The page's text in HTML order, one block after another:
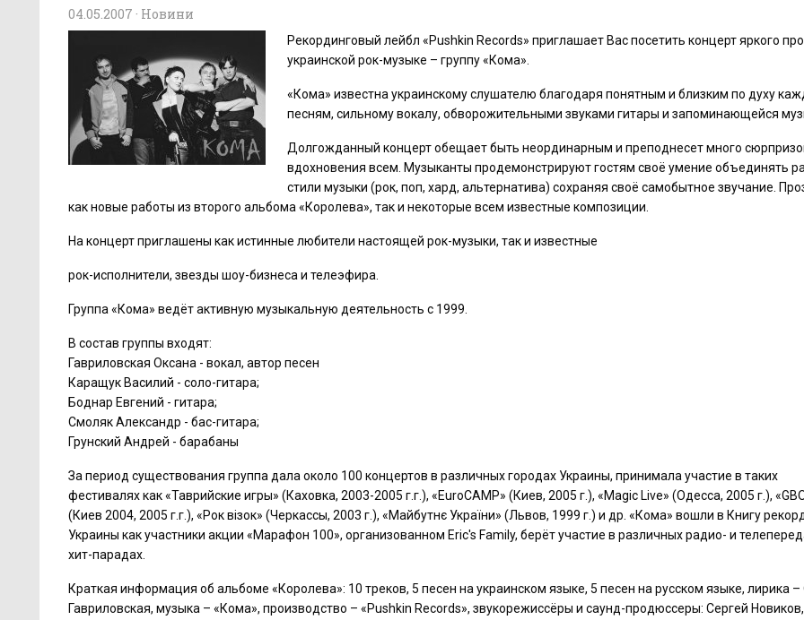
04.05.2007 · Новини
Рекординговый лейбл «Pushkin Records» приглашает Вас посетить концерт яркого
украинской рок-музыке – группу «Кома».
«Кома» известна украинскому слушателю благодаря понятным и близким по духу
песням, сильному вокалу, обворожительными звуками гитары и запоминающейся
Долгожданный концерт обещает быть неординарным и преподнесет много
вдохновения всем. Музыканты продемонстрируют гостям своё умение объединять
стили музыки (рок, поп, хард, альтернатива) сохраняя своё самобытное звучание.
как новые работы из второго альбома «Королева», так и некоторые всем известные композиции.
На концерт приглашены как истинные любители настоящей рок-музыки, так и известные
рок-исполнители, звезды шоу-бизнеса и телеэфира.
Группа «Кома» ведёт активную музыкальную деятельность с 1999.
В состав группы входят:
Гавриловская Оксана - вокал, автор песен
Каращук Василий - соло-гитара;
Боднар Евгений - гитара;
Cмоляк Александр - бас-гитара;
Грунский Андрей - барабаны
За период существования группа дала около 100 концертов в различных городах Украины, принимала участие в таких
фестивалях как «Таврийские игры» (Каховка, 2003-2005 г.г.), «EuroCAMP» (Киев, 2005 г.), «Magic Live» (Одесса, 2005 г.),
(Киев 2004, 2005 г.г.), «Рок візок» (Черкассы, 2003 г.), «Майбутнє України» (Львов, 1999 г.) и др. «Кома» вошли в Книгу
Украины как участники акции «Марафон 100», организованном Eric's Family, берёт участие в различных радио- и
хит-парадах.
Краткая информация об альбоме «Королева»: 10 треков, 5 песен на украинском языке, 5 песен на русском языке, лирика
Гавриловская, музыка – «Кома», производство – «Pushkin Records», звукорежиссёры и саунд-продюссеры: Сергей Новиков,